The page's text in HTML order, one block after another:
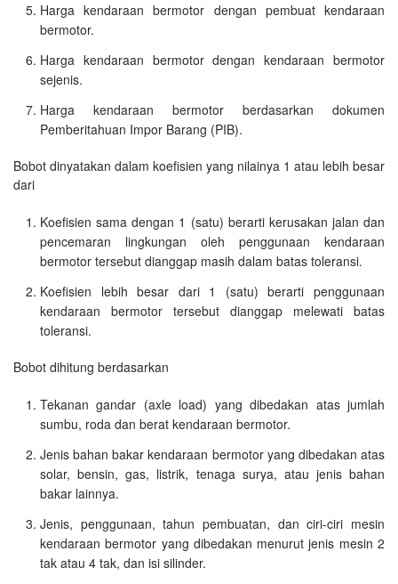
Harga kendaraan bermotor dengan pembuat kendaraan
bermotor.
Harga kendaraan bermotor dengan kendaraan bermotor
sejenis.
Harga kendaraan bermotor berdasarkan dokumen
Pemberitahuan Impor Barang (PIB).
Bobot dinyatakan dalam koefisien yang nilainya 1 atau lebih besar
dari
Koefisien sama dengan 1 (satu) berarti kerusakan jalan dan
pencemaran lingkungan oleh penggunaan kendaraan
bermotor tersebut dianggap masih dalam batas toleransi.
Koefisien lebih besar dari 1 (satu) berarti penggunaan
kendaraan bermotor tersebut dianggap melewati batas
toleransi.
Bobot dihitung berdasarkan
Tekanan gandar (axle load) yang dibedakan atas jumlah
sumbu, roda dan berat kendaraan bermotor.
Jenis bahan bakar kendaraan bermotor yang dibedakan atas
solar, bensin, gas, listrik, tenaga surya, atau jenis bahan
bakar lainnya.
Jenis, penggunaan, tahun pembuatan, dan ciri-ciri mesin
kendaraan bermotor yang dibedakan menurut jenis mesin 2
tak atau 4 tak, dan isi silinder.